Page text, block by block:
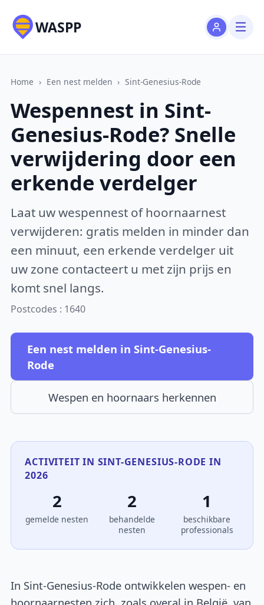
WASPP
Home › Een nest melden › Sint-Genesius-Rode
Wespennest in Sint-
Genesius-Rode? Snelle
verwijdering door een
erkende verdelger
Laat uw wespennest of hoornaarnest
verwijderen: gratis melden in minder dan
een minuut, een erkende verdelger uit
uw zone contacteert u met zijn prijs en
komt snel langs.
Postcodes : 1640
Een nest melden in Sint-Genesius-
Rode
Wespen en hoornaars herkennen
ACTIVITEIT IN SINT-GENESIUS-RODE IN
2026
2
gemelde nesten
2
behandelde
nesten
1
beschikbare
professionals
In Sint-Genesius-Rode ontwikkelen wespen- en